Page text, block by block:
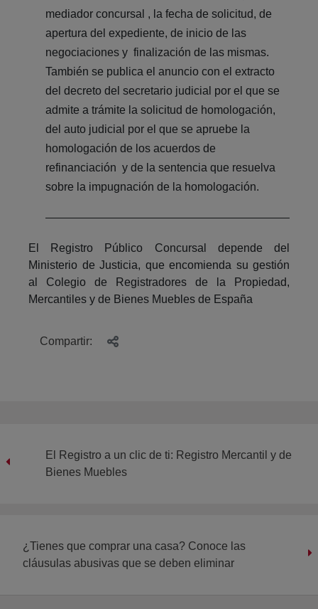
mediador concursal , la fecha de solicitud, de
apertura del expediente, de inicio de las
negociaciones y finalización de las mismas.
También se publica el anuncio con el extracto
del decreto del secretario judicial por el que se
admite a trámite la solicitud de homologación,
del auto judicial por el que se apruebe la
homologación de los acuerdos de
refinanciación y de la sentencia que resuelva
sobre la impugnación de la homologación.
El Registro Público Concursal depende del
Ministerio de Justicia, que encomienda su gestión
al Colegio de Registradores de la Propiedad,
Mercantiles y de Bienes Muebles de España
Compartir:
El Registro a un clic de ti: Registro Mercantil y de
Bienes Muebles
¿Tienes que comprar una casa? Conoce las
cláusulas abusivas que se deben eliminar